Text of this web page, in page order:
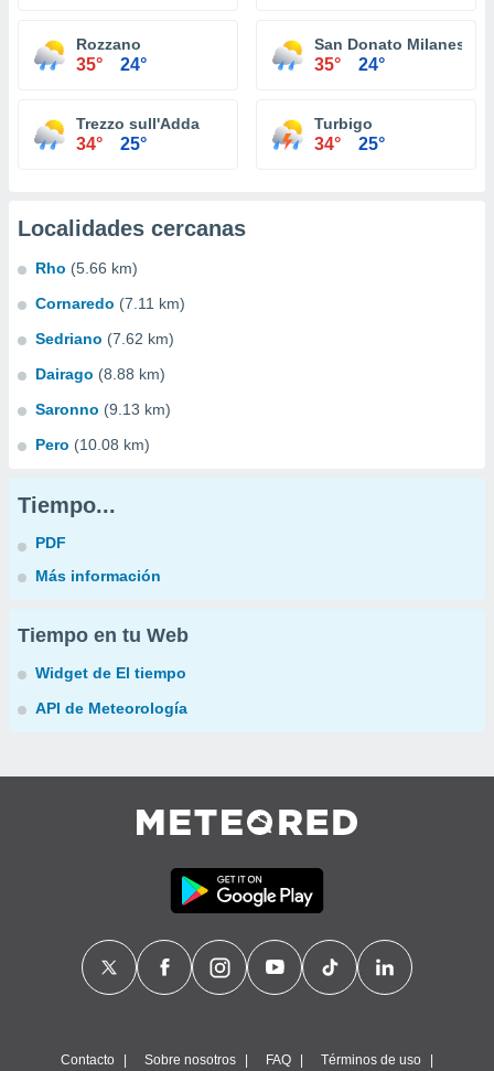
Rozzano
35° 24°
San Donato Milanese
35° 24°
Trezzo sull'Adda
34° 25°
Turbigo
34° 25°
Localidades cercanas
Rho (5.66 km)
Cornaredo (7.11 km)
Sedriano (7.62 km)
Dairago (8.88 km)
Saronno (9.13 km)
Pero (10.08 km)
Tiempo...
PDF
Más información
Tiempo en tu Web
Widget de El tiempo
API de Meteorología
Contacto Sobre nosotros FAQ Términos de uso